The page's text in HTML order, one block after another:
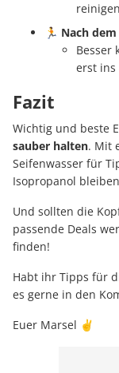
🏃 Nach
Besser
erst ins
Fazit
Wichtig und beste
sauber halten. Mit
Seifenwasser für
Isopropanol
Und sollten die
passende Deals
finden!
Habt ihr Tipps für
es gerne in den
Euer Marsel ✌️